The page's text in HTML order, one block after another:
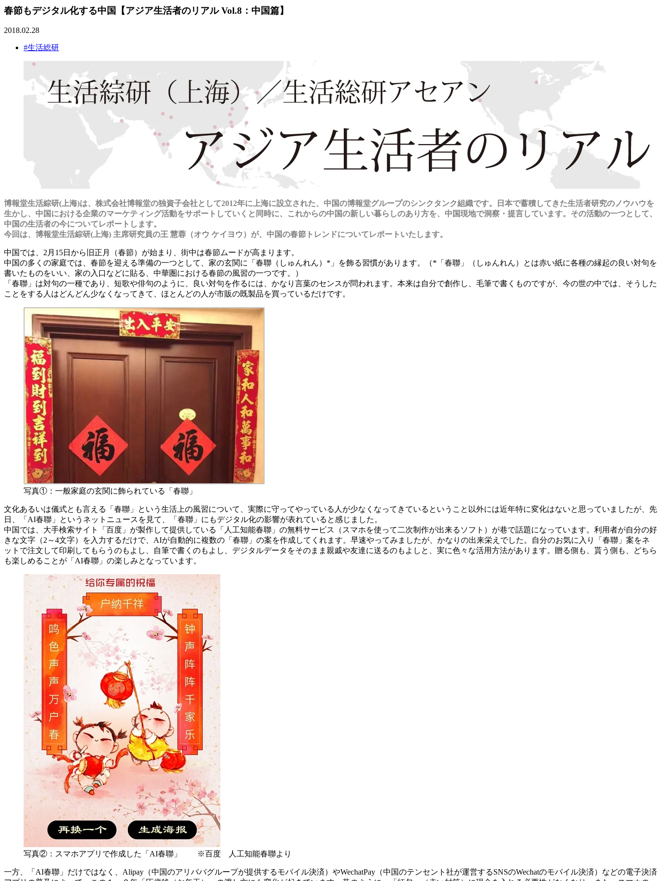
春節もデジタル化する中国【アジア生活者のリアル Vol.8：中国篇】
2018.02.28
#生活総研
博報堂生活綜研(上海)は、株式会社博報堂の独資子会社として2012年に上海に設立された、中国の博報堂グループのシンクタンク組織です。日本で蓄積してきた生活者研究のノウハウを
生かし、中国における企業のマーケティング活動をサポートしていくと同時に、これからの中国の新しい暮らしのあり方を、中国現地で洞察・提言しています。その活動の一つとして、
中国の生活者の今についてレポートします。
今回は、博報堂生活綜研(上海) 主席研究員の王 慧蓉（オウ ケイヨウ）が、中国の春節トレンドについてレポートいたします。
中国では、2月15日から旧正月（春節）が始まり、街中は春節ムードが高まります。
中国の多くの家庭では、春節を迎える準備の一つとして、家の玄関に「春聯（しゅんれん）*」を飾る習慣があります。（*「春聯」（しゅんれん）とは赤い紙に各種の縁起の良い対句を
書いたものをいい、家の入口などに貼る、中華圏における春節の風習の一つです。）
「春聯」は対句の一種であり、短歌や俳句のように、良い対句を作るには、かなり言葉のセンスが問われます。本来は自分で創作し、毛筆で書くものですが、今の世の中では、そうした
ことをする人はどんどん少なくなってきて、ほとんどの人が市販の既製品を買っているだけです。
写真①：一般家庭の玄関に飾られている「春聯」
文化あるいは儀式とも言える「春聯」という生活上の風習について、実際に守ってやっている人が少なくなってきているということ以外には近年特に変化はないと思っていましたが、先
日、「AI春聯」というネットニュースを見て、「春聯」にもデジタル化の影響が表れていると感じました。
中国では、大手検索サイト「百度」が製作して提供している「人工知能春聯」の無料サービス（スマホを使って二次制作が出来るソフト）が巷で話題になっています。利用者が自分の好
きな文字（2～4文字）を入力するだけで、AIが自動的に複数の「春聯」の案を作成してくれます。早速やってみましたが、かなりの出来栄えでした。自分のお気に入り「春聯」案をネ
ットで注文して印刷してもらうのもよし、自筆で書くのもよし、デジタルデータをそのまま親戚や友達に送るのもよしと、実に色々な活用方法があります。贈る側も、貰う側も、どちら
も楽しめることが「AI春聯」の楽しみとなっています。
写真②：スマホアプリで作成した「AI春聯」 ※百度 人工知能春聯より
一方、「AI春聯」だけではなく、Alipay（中国のアリババグループが提供するモバイル決済）やWechatPay（中国のテンセント社が運営するSNSのWechatのモバイル決済）などの電子決済